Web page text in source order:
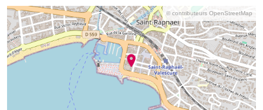
© contributeurs OpenStreetMap